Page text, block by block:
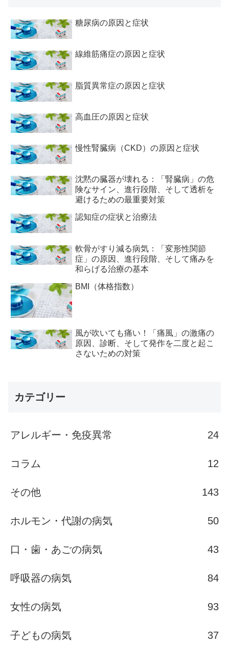
糖尿病の原因と症状
線維筋痛症の原因と症状
脂質異常症の原因と症状
高血圧の原因と症状
慢性腎臓病（CKD）の原因と症状
沈黙の臓器が壊れる：「腎臓病」の危
険なサイン、進行段階、そして透析を
避けるための最重要対策
認知症の症状と治療法
軟骨がすり減る病気：「変形性関節
症」の原因、進行段階、そして痛みを
和らげる治療の基本
BMI（体格指数）
風が吹いても痛い！「痛風」の激痛の
原因、診断、そして発作を二度と起こ
さないための対策
カテゴリー
アレルギー・免疫異常 24
コラム 12
その他 143
ホルモン・代謝の病気 50
口・歯・あごの病気 43
呼吸器の病気 84
女性の病気 93
子どもの病気 37